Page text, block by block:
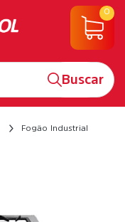
Buscar
0
Fogão Industrial